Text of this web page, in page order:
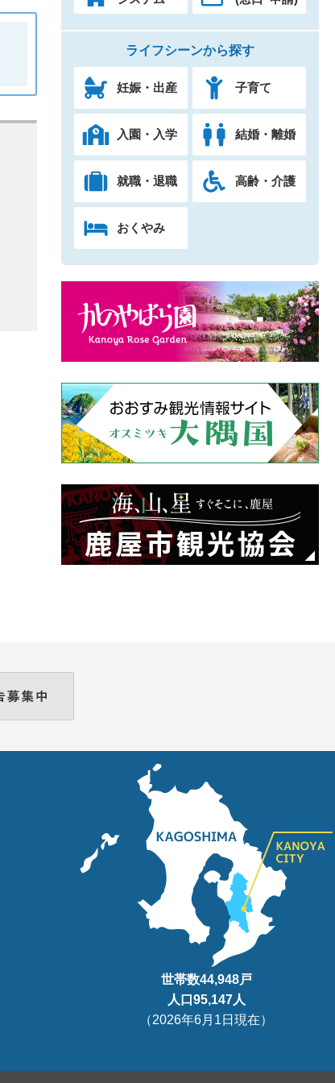
ライフシーンから探す
妊娠・出産 子育て
入園・入学 結婚・離婚
就職・退職 高齢・介護
おくやみ
世帯数44,948戸
人口95,147人
（2026年6月1日現在）